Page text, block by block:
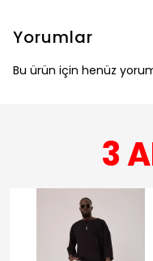
Yorumlar
Bu ürün için henüz
3